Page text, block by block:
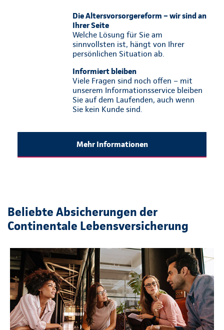
Die Altersvorsorgereform – wir sind an
Ihrer Seite
Welche Lösung für Sie am
sinnvollsten ist, hängt von Ihrer
persönlichen Situation ab.
Informiert bleiben
Viele Fragen sind noch offen – mit
unserem Informationsservice bleiben
Sie auf dem Laufenden, auch wenn
Sie kein Kunde sind.
Mehr Informationen
Beliebte Absicherungen der
Continentale Lebensversicherung